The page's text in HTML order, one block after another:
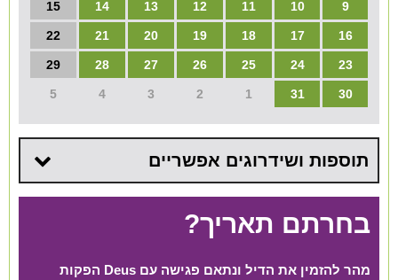
9
10
11
12
13
14
15
16
17
18
19
20
21
22
23
24
25
26
27
28
29
30
31
1
2
3
4
5
תוספות ושידרוגים אפשריים
בחרתם תאריך?
מהר להזמין את הדיל ונתאם פגישה עם Deus הפקות